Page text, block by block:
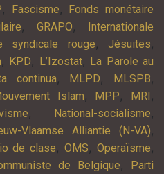
, Fascisme,
Fonds monétaire
, GRAPO,
Internationale
syndicale rouge, Jésuites,
, KPD, L’Izostat, La Parole au
continua, MLPD, MLSPB,
Islam, MPP, MRI ,
, National-socialisme,
Vlaamse Alliantie (N-VA),
de clase,OMS,Operaïsme,
de Belgique,
Parti